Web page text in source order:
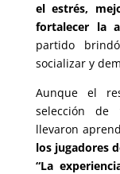
el estrés,
fortalecer la
partido
socializar y
Aunque el
selección de
llevaron
los jugadores
“La